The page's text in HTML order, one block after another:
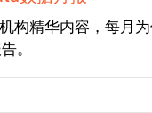
构精华内容，每月
。